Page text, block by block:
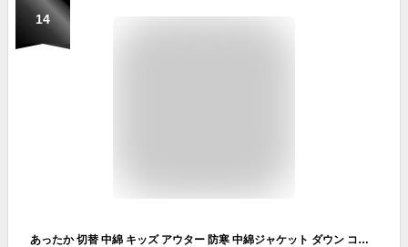
14
あったか 切替 中綿 キッズ アウター 防寒 中綿ジャケット ダウン コート 男の子 女の子 子供服 小学生 中学生 幼稚園 子供 服 プチプラ ファッション アウトドア ジュニア おしゃれ かっこいい 流行 可愛い 暖かい 韓国子供服 冬 春 110cm 120cm 130cm 140cm 150cm 160cm